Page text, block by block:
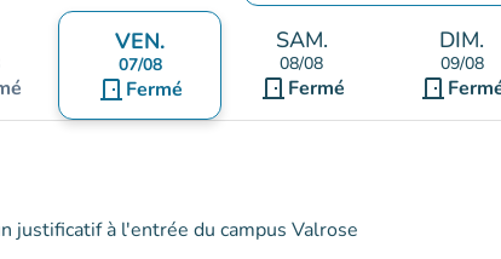
VEN.
07/08
door_front Fermé
SAM.
08/08
door_front Fermé
DIM.
09/08
door_front
justificatif à l'entrée du campus Valrose